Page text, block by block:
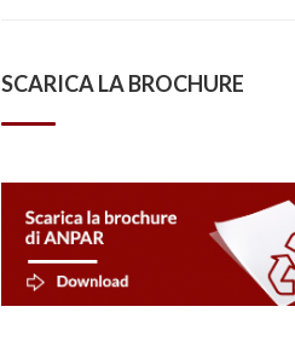
SCARICA LA BROCHURE